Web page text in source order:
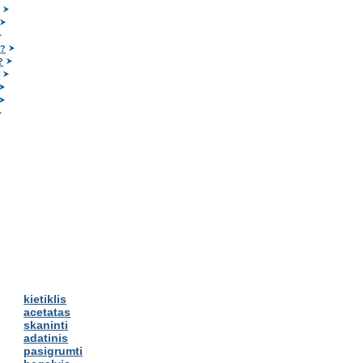
?
kietiklis
acetatas
skaninti
adatinis
pasigrumti